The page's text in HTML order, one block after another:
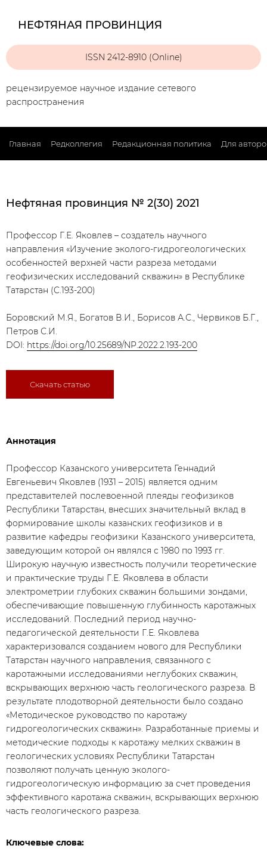
НЕФТЯНАЯ ПРОВИНЦИЯ
ISSN 2412-8910 (Online)
рецензируемое научное издание сетевого
распространения
Главная Редколлегия Редакционная политика Для
Нефтяная провинция № 2(30) 2021
Профессор Г.Е. Яковлев – создатель научного
направления «Изучение эколого-гидрогеологических
особенностей верхней части разреза методами
геофизических исследований скважин» в Республике
Татарстан (C.193-200)
Боровский М.Я., Богатов В.И., Борисов А.С., Червиков Б.Г.,
Петров С.И.
DOI: https://doi.org/10.25689/NP.2022.2.193-200
Скачать статью
Аннотация
​Профессор Казанского университета Геннадий
Евгеньевич Яковлев (1931 – 2015) является одним
представителей послевоенной плеяды геофизиков
Республики Татарстан, внесших значительный вклад в
формирование школы казанских геофизиков и в
развитие кафедры геофизики Казанского университета,
заведующим которой он являлся с 1980 по 1993 гг.
Широкую научную известность получили теоретические
и практические труды Г.Е. Яковлева в области
электрометрии глубоких скважин большими зондами,
обеспечивающие повышенную глубинность каротажных
исследований. Последний период научно-
педагогической деятельности Г.Е. Яковлева
характеризовался созданием нового для Республики
Татарстан научного направления, связанного с
каротажными исследованиями неглубоких скважин,
вскрывающих верхнюю часть геологического разреза. В
результате плодотворной деятельности было создано
«Методическое руководство по каротажу
гидрогеологических скважин». Разработанные приемы и
методические подходы к каротажу мелких скважин в
геологических условиях Республики Татарстан
позволяют получать ценную эколого-
гидрогеологическую информацию за счет проведения
эффективного каротажа скважин, вскрывающих верхнюю
часть геологического разреза.
Ключевые слова: